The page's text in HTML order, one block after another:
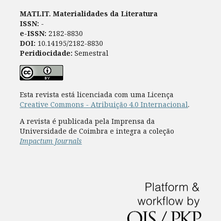
MATLIT. Materialidades da Literatura
ISSN: -
e-ISSN: 2182-8830
DOI: 10.14195/2182-8830
Peridiocidade: Semestral
Esta revista está licenciada com uma Licença
Creative Commons - Atribuição 4.0 Internacional.
A revista é publicada pela Imprensa da
Universidade de Coimbra e integra a coleção
Impactum Journals